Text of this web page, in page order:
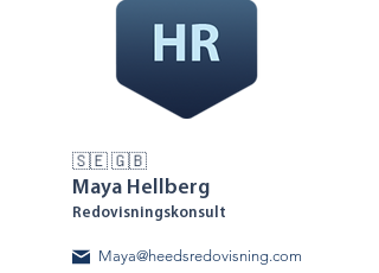
Maya Hellberg
Redovisningskonsult
🇸🇪 🇬🇧
Maya@heedsredovisning.com